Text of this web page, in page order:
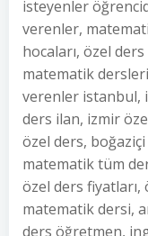
isteyenler
verenler,
hocaları, özel
matematik
verenler istanbul,
ders ilan, izmir
özel ders,
matematik tüm
özel ders
matematik dersi,
ders öğretmen,